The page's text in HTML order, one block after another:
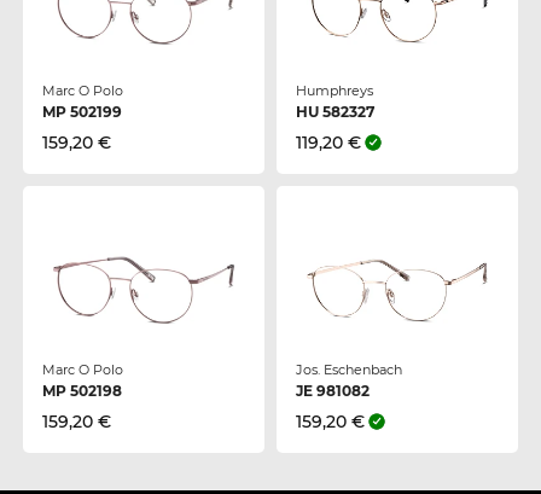
Marc O Polo
MP 502199
159,20 €
Humphreys
HU 582327
119,20 €
Marc O Polo
MP 502198
159,20 €
Jos. Eschenbach
JE 981082
159,20 €